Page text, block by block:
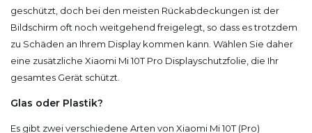
geschützt, doch bei den meisten Rückabdeckungen ist der
Bildschirm oft noch weitgehend freigelegt, so dass es trotzdem
zu Schäden an Ihrem Display kommen kann. Wählen Sie daher
eine zusätzliche Xiaomi Mi 10T Pro Displayschutzfolie, die Ihr
gesamtes Gerät schützt.
Glas oder Plastik?
Es gibt zwei verschiedene Arten von Xiaomi Mi 10T (Pro)